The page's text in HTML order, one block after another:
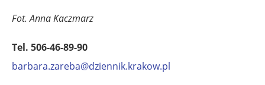
Fot. Anna Kaczmarz
Tel. 506-46-89-90
barbara.zareba@dziennik.krakow.pl